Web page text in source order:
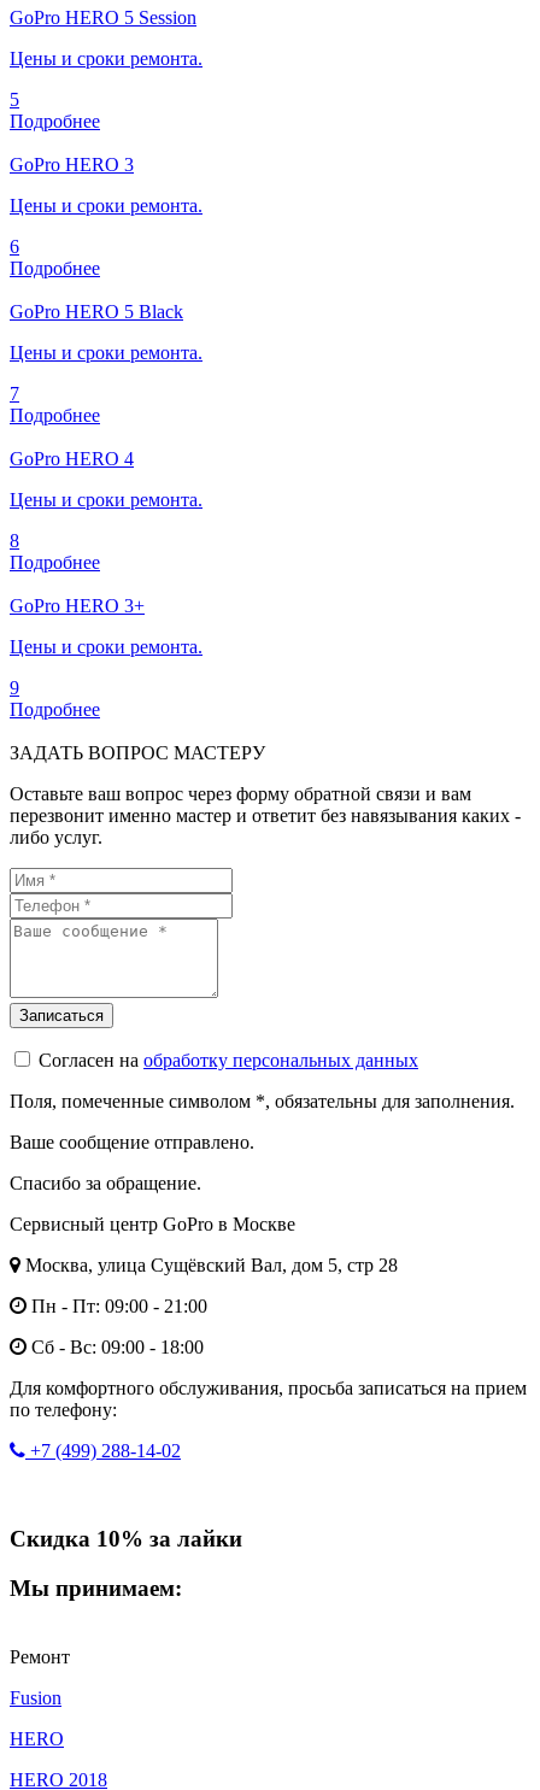
GoPro HERO 5 Session
Цены и сроки ремонта.
5
Подробнее
GoPro HERO 3
Цены и сроки ремонта.
6
Подробнее
GoPro HERO 5 Black
Цены и сроки ремонта.
7
Подробнее
GoPro HERO 4
Цены и сроки ремонта.
8
Подробнее
GoPro HERO 3+
Цены и сроки ремонта.
9
Подробнее
ЗАДАТЬ ВОПРОС МАСТЕРУ
Оставьте ваш вопрос через форму обратной связи и вам
перезвонит именно мастер и ответит без навязывания каких -
либо услуг.
Согласен на обработку персональных данных
Поля, помеченные символом *, обязательны для заполнения.
Ваше сообщение отправлено.
Спасибо за обращение.
Сервисный центр GoPro в Москве
Москва, улица Сущёвский Вал, дом 5, стр 28
Пн - Пт: 09:00 - 21:00
Сб - Вс: 09:00 - 18:00
Для комфортного обслуживания, просьба записаться на прием
по телефону:
+7 (499) 288-14-02
Скидка 10% за лайки
Мы принимаем:
Ремонт
Fusion
HERO
HERO 2018